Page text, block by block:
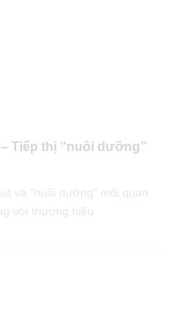
– Tiếp thị “nuôi dưỡng”
và “nuôi dưỡng” mối quan
với thương hiệu